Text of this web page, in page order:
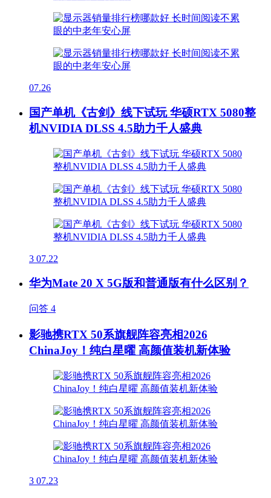
07.26
国产单机《古剑》线下试玩 华硕RTX 5080整
机NVIDIA DLSS 4.5助力千人盛典
3 07.22
华为Mate 20 X 5G版和普通版有什么区别？
问答 4
影驰携RTX 50系旗舰阵容亮相2026
ChinaJoy！纯白星曜 高颜值装机新体验
3 07.23